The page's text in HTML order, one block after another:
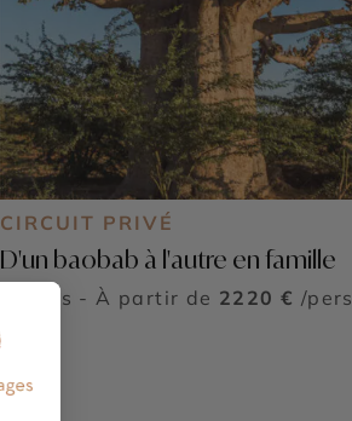
CIRCUIT PRIVÉ
D'un baobab à l'autre en famille
9 jours - À partir de 2220 € /pers